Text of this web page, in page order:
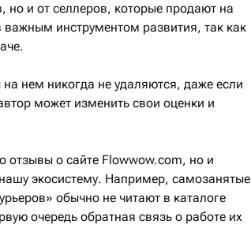
и от селлеров, которые продают на
инструментом развития, так как
нем никогда не удаляются, даже если
может изменить свои оценки и
отзывы о сайте Flowwow.com, но и
экосистему. Например, самозанятые
обычно не читают в каталоге
очередь обратная связь о работе их